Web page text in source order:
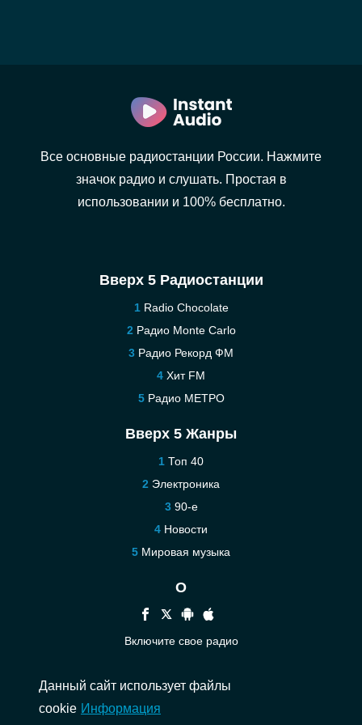
Все основные радиостанции России. Нажмите
значок радио и слушать. Простая в
использовании и 100% бесплатно.
Вверх 5 Радиостанции
Radio Chocolate
Радио Monte Carlo
Радио Рекорд ФМ
Хит FM
Радио МЕТРО
Вверх 5 Жанры
Топ 40
Электроника
90-е
Новости
Мировая музыка
О
Включите свое радио
Связаться
Данный сайт использует файлы
cookie Информация